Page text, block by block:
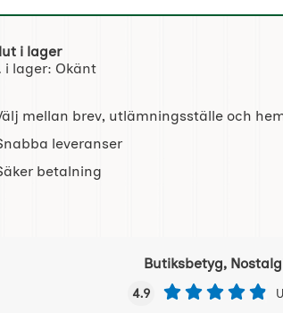
i lager
i lager: Okänt
mellan brev, utlämningsställe och
leveranser
betalning
Butiksbetyg,
4.9